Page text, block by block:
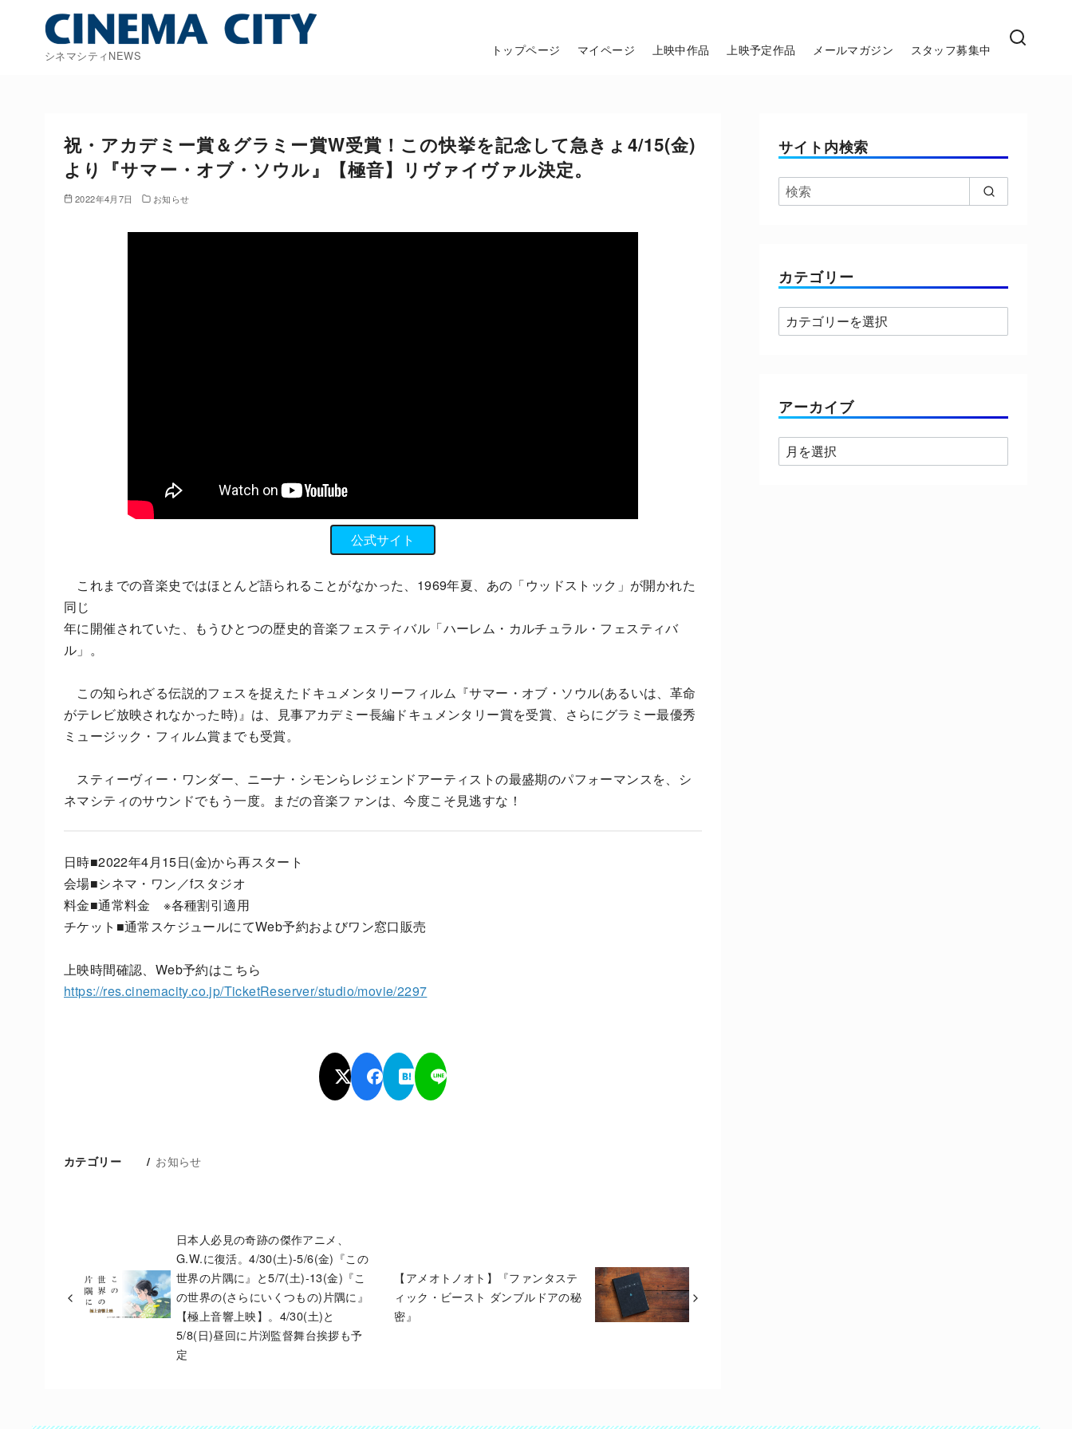
シネマシティNEWS トップページ マイページ 上映中作品 上映予定作品 メールマガジン スタッフ募集中
祝・アカデミー賞＆グラミー賞W受賞！この快挙を記念して急きょ4/15(金)
より『サマー・オブ・ソウル』【極音】リヴァイヴァル決定。
2022年4月7日 お知らせ
公式サイト
これまでの音楽史ではほとんど語られることがなかった、1969年夏、あの「ウッドストック」が開かれた
同じ
年に開催されていた、もうひとつの歴史的音楽フェスティバル「ハーレム・カルチュラル・フェスティバ
ル」。
この知られざる伝説的フェスを捉えたドキュメンタリーフィルム『サマー・オブ・ソウル(あるいは、革命
がテレビ放映されなかった時)』は、見事アカデミー長編ドキュメンタリー賞を受賞、さらにグラミー最優秀
ミュージック・フィルム賞までも受賞。
スティーヴィー・ワンダー、ニーナ・シモンらレジェンドアーティストの最盛期のパフォーマンスを、シ
ネマシティのサウンドでもう一度。まだの音楽ファンは、今度こそ見逃すな！
日時■2022年4月15日(金)から再スタート
会場■シネマ・ワン／fスタジオ
料金■通常料金 ※各種割引適用
チケット■通常スケジュールにてWeb予約およびワン窓口販売
上映時間確認、Web予約はこちら
https://res.cinemacity.co.jp/TicketReserver/studio/movie/2297
カテゴリー お知らせ
日本人必見の奇跡の傑作アニメ、
G.W.に復活。4/30(土)-5/6(金)『この
世界の片隅に』と5/7(土)-13(金)『こ
の世界の(さらにいくつもの)片隅に』
【極上音響上映】。4/30(土)と
5/8(日)昼回に片渕監督舞台挨拶も予
定
【アメオトノオト】『ファンタステ
ィック・ビースト ダンブルドアの秘
密』
サイト内検索
カテゴリー
カ
テ
ー
アーカイブ
ア
ー